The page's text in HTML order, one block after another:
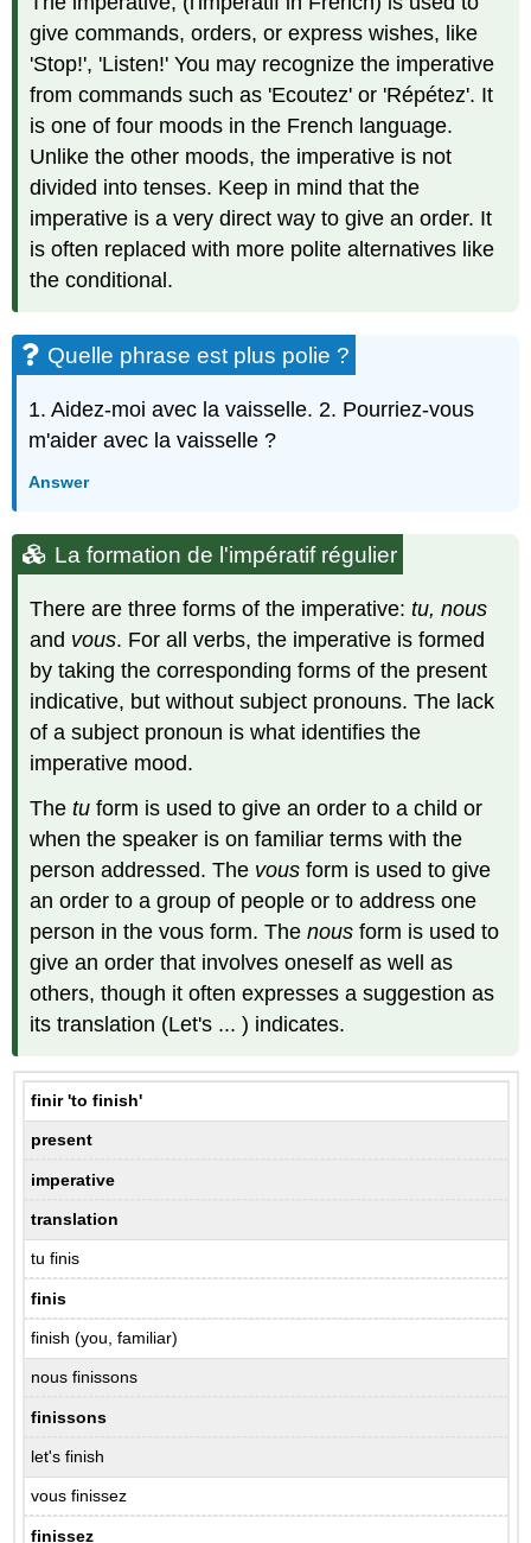
phrase
est
plus
polie
La
formation
de
l'impératif
régulier
Transformez
ces
polies
dans
des
ordres
Les
en
IR
(ouvrir)
La
de
l'impératif
irrégulier
L'impératif
verbes
pronominaux
ordres
au
négatif
Remplissez
blancs
avec
les
l'imperatif
pronoms
compléments
d'objet
avec
l'impératif
les
phrases
suivantes.
forme
informelle
tu
Les
give commands, orders, or express wishes, like
'Stop!', 'Listen!' You may recognize the imperative
from commands such as 'Ecoutez' or 'Répétez'. It
is one of four moods in the French language.
Unlike the other moods, the imperative is not
divided into tenses. Keep in mind that the
imperative is a very direct way to give an order. It
is often replaced with more polite alternatives like
the conditional.
Quelle phrase est plus polie ?
1. Aidez-moi avec la vaisselle. 2. Pourriez-vous
m'aider avec la vaisselle ?
Answer
La formation de l'impératif régulier
There are three forms of the imperative:tu, nous
and vous. For all verbs, the imperative is formed
by taking the corresponding forms of the present
indicative, but without subject pronouns. The lack
of a subject pronoun is what identifies the
imperative mood.
Thetu form is used to give an order to a child or
when the speaker is on familiar terms with the
person addressed. The vous form is used to give
an order to a group of people or to address one
person in the vous form. Thenous form is used to
give an order that involves oneself as well as
others, though it often expresses a suggestion as
its translation (Let's ... ) indicates.
finir 'to finish'
present
imperative
translation
tu finis
finis
finish (you, familiar)
nous finissons
finissons
let's finish
vous finissez
finissez